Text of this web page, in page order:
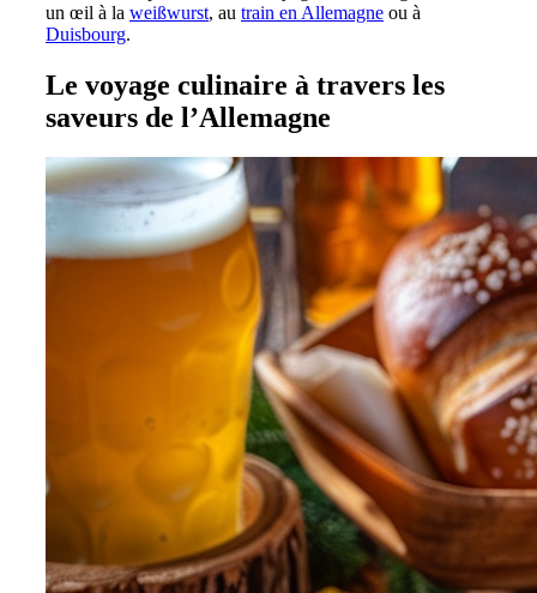
un œil à la weißwurst, au train en Allemagne ou à
Duisbourg.
Le voyage culinaire à travers les
saveurs de l’Allemagne